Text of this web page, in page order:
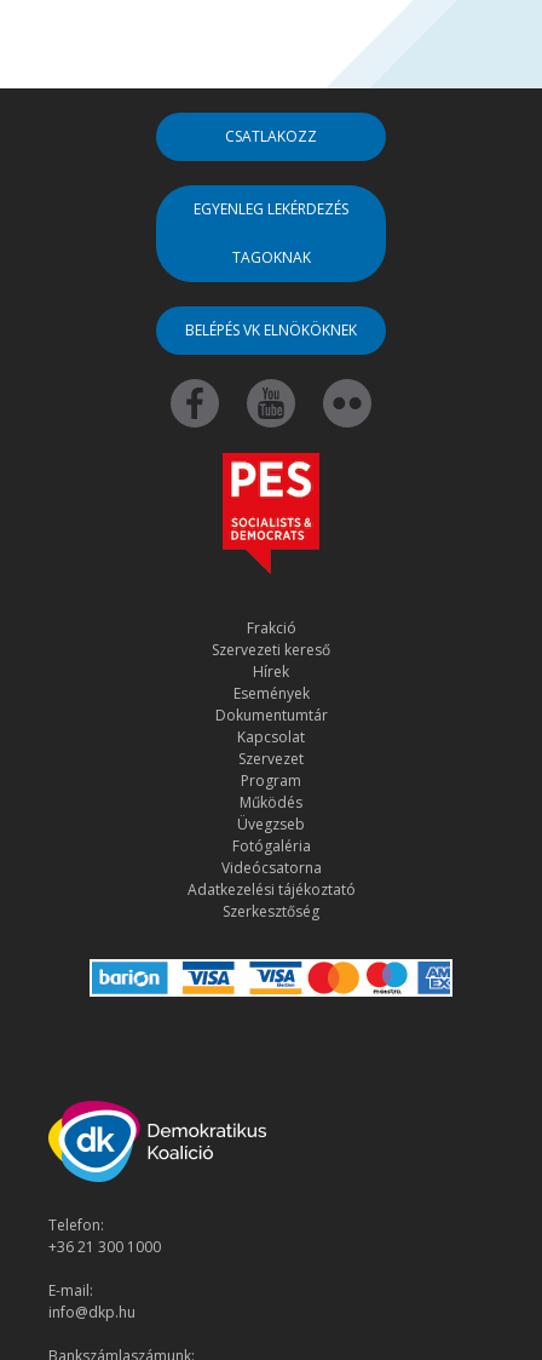
CSATLAKOZZ
EGYENLEG LEKÉRDEZÉS
TAGOKNAK
BELÉPÉS VK ELNÖKÖKNEK
Frakció
Szervezeti kereső
Hírek
Események
Dokumentumtár
Kapcsolat
Szervezet
Program
Működés
Üvegzseb
Fotógaléria
Videócsatorna
Adatkezelési tájékoztató
Szerkesztőség
Telefon:
+36 21 300 1000
E-mail:
info@dkp.hu
Bankszámlaszámunk: